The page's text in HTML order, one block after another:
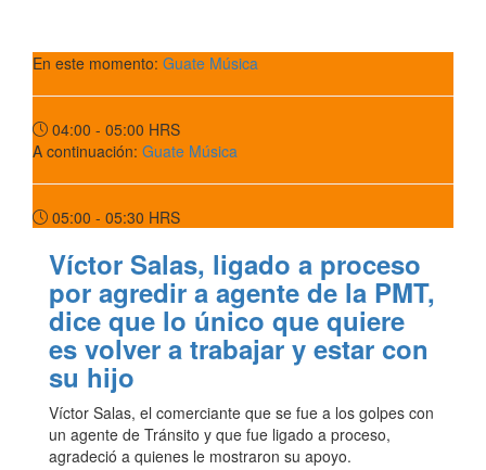
En este momento: Guate Música
04:00 - 05:00 HRS
A continuación: Guate Música
05:00 - 05:30 HRS
Víctor Salas, ligado a proceso
por agredir a agente de la PMT,
dice que lo único que quiere
es volver a trabajar y estar con
su hijo
Víctor Salas, el comerciante que se fue a los golpes con
un agente de Tránsito y que fue ligado a proceso,
agradeció a quienes le mostraron su apoyo.